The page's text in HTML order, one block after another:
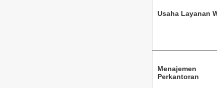
Usaha Layanan
Menajemen
Perkantoran